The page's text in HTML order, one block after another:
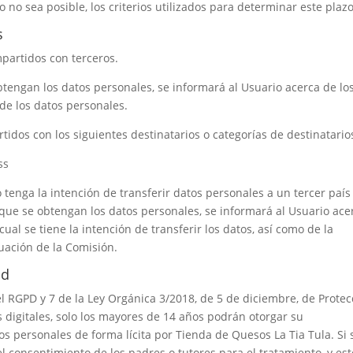
no sea posible, los criterios utilizados para determinar este
con terceros.
los datos personales, se informará al Usuario acerca de los
los datos personales.
con los siguientes destinatarios o categorías de
la intención de transferir datos personales a un tercer país
se obtengan los datos personales, se informará al Usuario
se tiene la intención de transferir los datos, así como de la
de la Comisión.
y 7 de la Ley Orgánica 3/2018, de 5 de diciembre, de
solo los mayores de 14 años podrán otorgar su
personales de forma lícita porTienda de Quesos La Tia Tula. Si